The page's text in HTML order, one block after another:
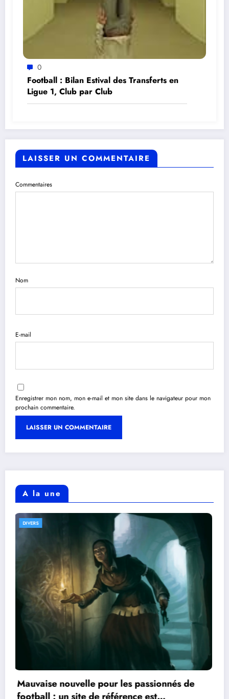
0
Football : Bilan Estival des Transferts en
Ligue 1, Club par Club
LAISSER UN COMMENTAIRE
Commentaires
Nom
E-mail
Enregistrer mon nom, mon e-mail et mon site dans le navigateur pour mon
prochain commentaire.
A la une